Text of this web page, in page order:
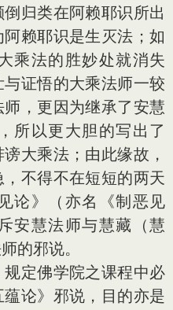
归类在阿赖耶识所出
赖耶识是生灭法；如
乘法的胜妙处就消失
证悟的大乘法师一较
，更因为继承了安慧
所以更大胆的写出了
大乘法；由此缘故，
不得不在短短的两天
论》（亦名《制恶见
安慧法师与慧藏（慧
的邪说。
定佛学院之课程中必
论》邪说，目的亦是